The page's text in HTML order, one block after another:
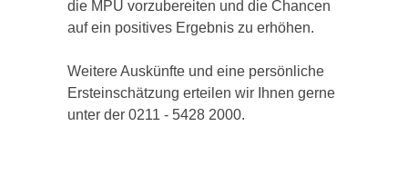
die MPU vorzubereiten und die Chancen
auf ein positives Ergebnis zu erhöhen.
Weitere Auskünfte und eine persönliche
Ersteinschätzung erteilen wir Ihnen gerne
unter der 0211 - 5428 2000.